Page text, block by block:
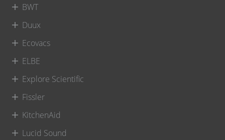
BWT
Duux
Ecovacs
ELBE
Explore Scientific
Fissler
KitchenAid
Lucid Sound